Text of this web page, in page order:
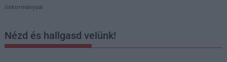
önkormányzat
Nézd és hallgasd velünk!